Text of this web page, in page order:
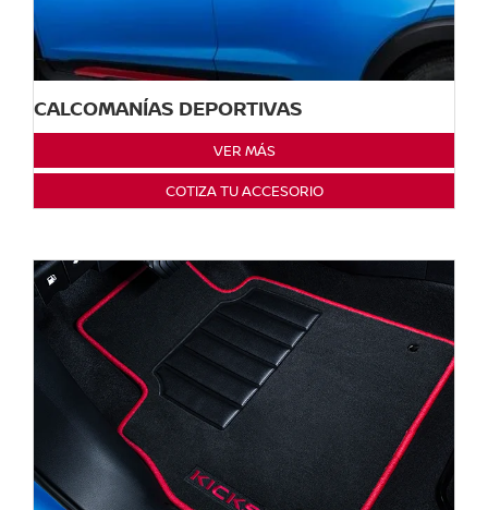
CALCOMANÍAS DEPORTIVAS
VER MÁS
COTIZA TU ACCESORIO